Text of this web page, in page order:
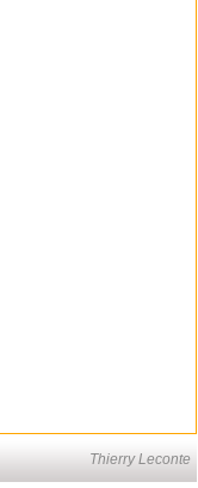
Thierry Leconte